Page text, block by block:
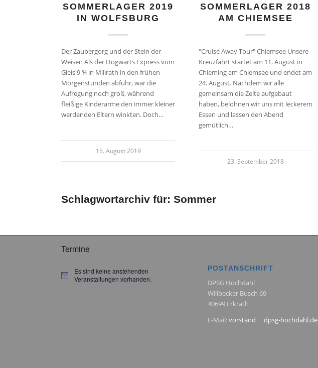
SOMMERLAGER 2019
IN WOLFSBURG
Der Zaubergorg und der Stein der
Weisen Als der Hogwarts Express vom
Gleis 9 ¾ in Millrath in den frühen
Morgenstunden abfuhr, war die
Aufregung noch groß, während
fleißige Kinderarme den immer kleiner
werdenden Eltern winkten. Doch…
15. August 2019
SOMMERLAGER 2018
AM CHIEMSEE
"Cruise Away Tour" Chiemsee Unsere
Kreuzfahrt startet am 11. August in
Chieming am Chiemsee und endet am
24. August. Nachdem wir alle
gemeinsam die Zelte aufgebaut
haben, belohnen wir uns mit leckerem
Essen und lassen den Abend
gemütlich…
23. September 2018
Schlagwortarchiv für: Sommer
Termine
Hinweis
Es sind keine anstehenden
Veranstaltungen vorhanden.
POSTANSCHRIFT
DPSG Hochdahl
Willbecker Busch 69
40699 Erkrath
E-Mail:vorstand dpsg-hochdahl.de